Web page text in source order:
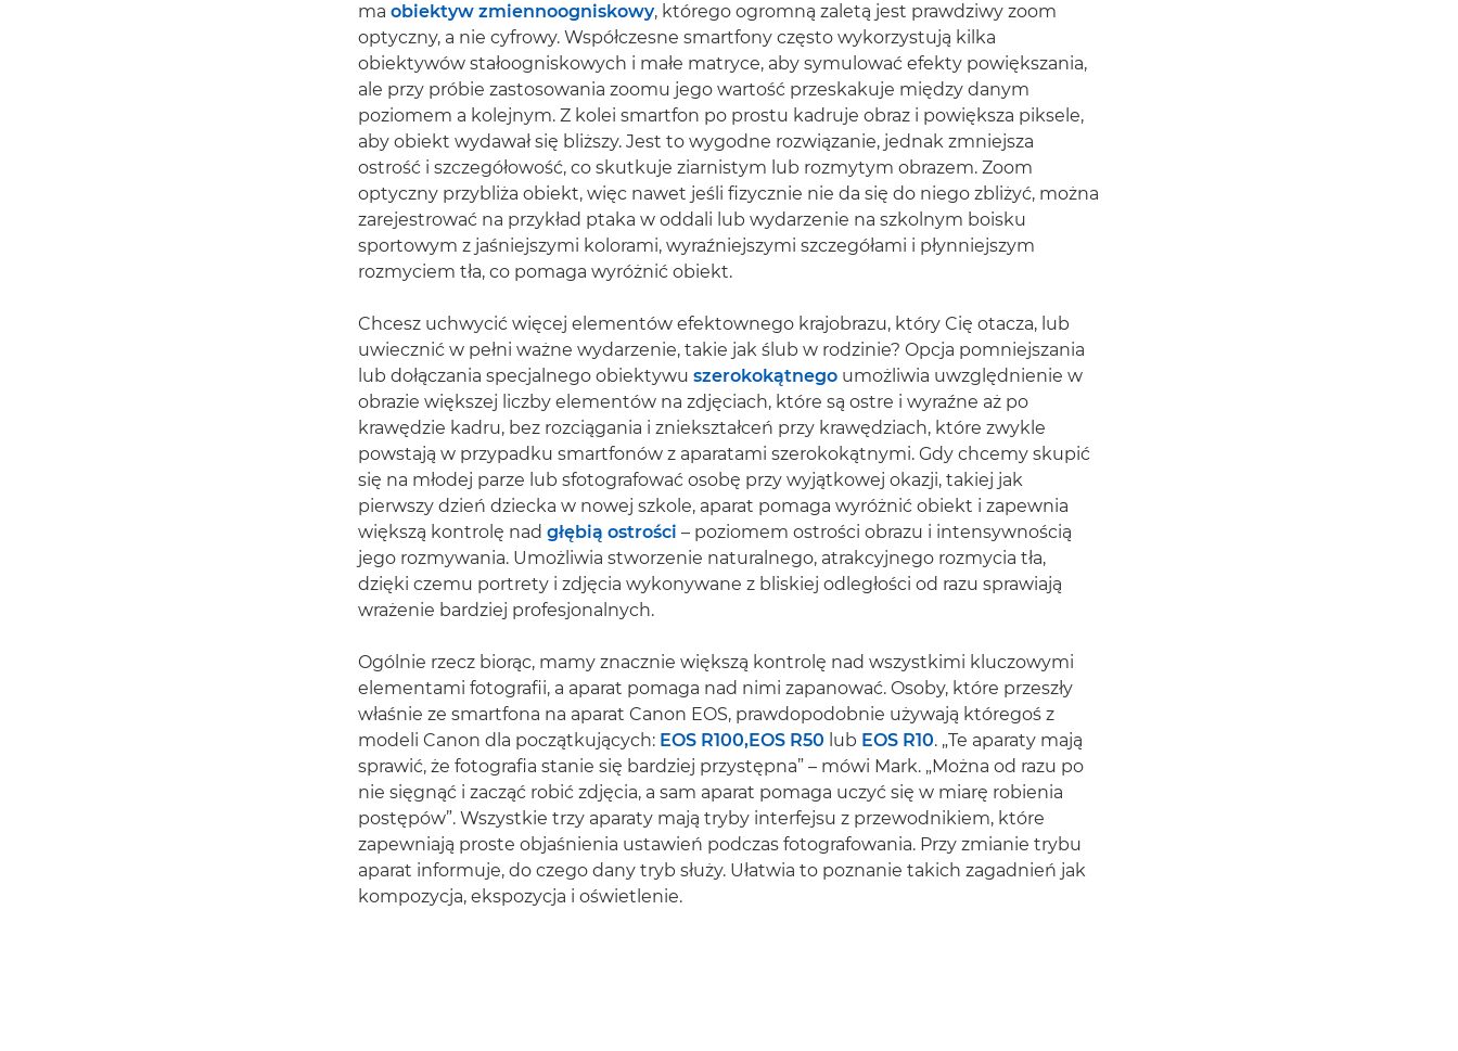
ma obiektyw zmiennoogniskowy, którego ogromną zaletą jest prawdziwy zoom
optyczny, a nie cyfrowy. Współczesne smartfony często wykorzystują kilka
obiektywów stałoogniskowych i małe matryce, aby symulować efekty powiększania,
ale przy próbie zastosowania zoomu jego wartość przeskakuje między danym
poziomem a kolejnym. Z kolei smartfon po prostu kadruje obraz i powiększa piksele,
aby obiekt wydawał się bliższy. Jest to wygodne rozwiązanie, jednak zmniejsza
ostrość i szczegółowość, co skutkuje ziarnistym lub rozmytym obrazem. Zoom
optyczny przybliża obiekt, więc nawet jeśli fizycznie nie da się do niego zbliżyć, można
zarejestrować na przykład ptaka w oddali lub wydarzenie na szkolnym boisku
sportowym z jaśniejszymi kolorami, wyraźniejszymi szczegółami i płynniejszym
rozmyciem tła, co pomaga wyróżnić obiekt.
Chcesz uchwycić więcej elementów efektownego krajobrazu, który Cię otacza, lub
uwiecznić w pełni ważne wydarzenie, takie jak ślub w rodzinie? Opcja pomniejszania
lub dołączania specjalnego obiektywu szerokokątnego umożliwia uwzględnienie w
obrazie większej liczby elementów na zdjęciach, które są ostre i wyraźne aż po
krawędzie kadru, bez rozciągania i zniekształceń przy krawędziach, które zwykle
powstają w przypadku smartfonów z aparatami szerokokątnymi. Gdy chcemy skupić
się na młodej parze lub sfotografować osobę przy wyjątkowej okazji, takiej jak
pierwszy dzień dziecka w nowej szkole, aparat pomaga wyróżnić obiekt i zapewnia
większą kontrolę nad głębią ostrości – poziomem ostrości obrazu i intensywnością
jego rozmywania. Umożliwia stworzenie naturalnego, atrakcyjnego rozmycia tła,
dzięki czemu portrety i zdjęcia wykonywane z bliskiej odległości od razu sprawiają
wrażenie bardziej profesjonalnych.
Ogólnie rzecz biorąc, mamy znacznie większą kontrolę nad wszystkimi kluczowymi
elementami fotografii, a aparat pomaga nad nimi zapanować. Osoby, które przeszły
właśnie ze smartfona na aparat Canon EOS, prawdopodobnie używają któregoś z
modeli Canon dla początkujących: EOS R100,EOS R50 lub EOS R10. „Te aparaty mają
sprawić, że fotografia stanie się bardziej przystępna” – mówi Mark. „Można od razu po
nie sięgnąć i zacząć robić zdjęcia, a sam aparat pomaga uczyć się w miarę robienia
postępów”. Wszystkie trzy aparaty mają tryby interfejsu z przewodnikiem, które
zapewniają proste objaśnienia ustawień podczas fotografowania. Przy zmianie trybu
aparat informuje, do czego dany tryb służy. Ułatwia to poznanie takich zagadnień jak
kompozycja, ekspozycja i oświetlenie.